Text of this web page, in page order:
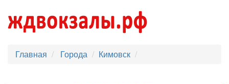
Главная Города Кимовск